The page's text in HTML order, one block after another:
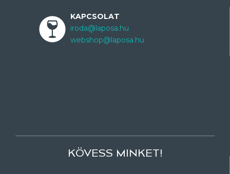
KAPCSOLAT
iroda@laposa.hu
webshop@laposa.hu
KÖVESS MINKET!